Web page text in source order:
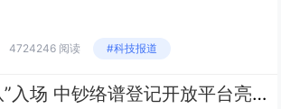
4724246 阅读 #科技报道
区块链“国家队”入场 中钞络谱登记开放平台亮相